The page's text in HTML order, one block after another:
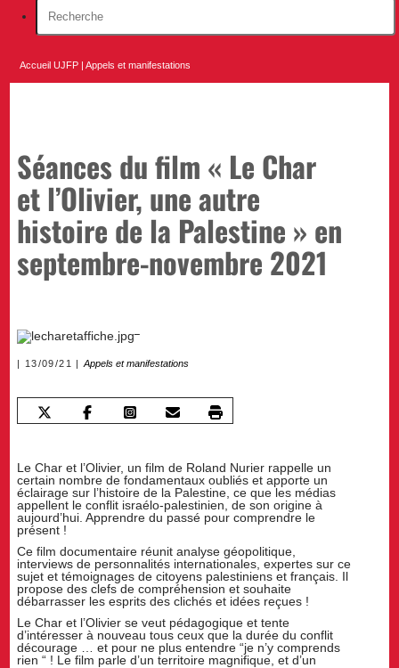
Accueil UJFP |Appels et manifestations
Séances du film « Le Char
et l’Olivier, une autre
histoire de la Palestine » en
septembre-novembre 2021
13/09/21 Appels et manifestations
Le Char et l’Olivier, un film de Roland Nurier rappelle un
certain nombre de fondamentaux oubliés et apporte un
éclairage sur l’histoire de la Palestine, ce que les médias
appellent le conflit israélo-palestinien, de son origine à
aujourd’hui. Apprendre du passé pour comprendre le
présent !
Ce film documentaire réunit analyse géopolitique,
interviews de personnalités internationales, expertes sur ce
sujet et témoignages de citoyens palestiniens et français. Il
propose des clefs de compréhension et souhaite
débarrasser les esprits des clichés et idées reçues !
Le Char et l’Olivier se veut pédagogique et tente
d’intéresser à nouveau tous ceux que la durée du conflit
décourage … et pour ne plus entendre “je n’y comprends
rien “ ! Le film parle d’un territoire magnifique, et d’un